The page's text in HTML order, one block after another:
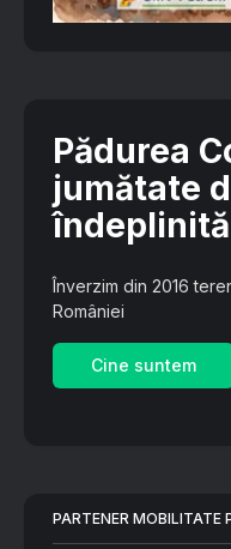
Pădurea
jumătate
îndeplinită
Înverzim din 2016
României
Cine suntem
PARTENER MOBILITATE